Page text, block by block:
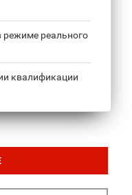
режиме реального
квалификации